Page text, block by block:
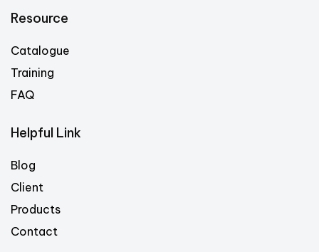
Resource
Catalogue
Training
FAQ
Helpful Link
Blog
Client
Products
Contact